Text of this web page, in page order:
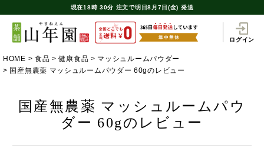
現在18時 30分 注文で明日8月7日(金) 発送
ログイン
HOME 食品 健康食品
マッシュルームパウダー
国産無農薬 マッシュルームパウダー 60gのレビュー
国産無農薬 マッシュルームパウ
ダー 60gのレビュー